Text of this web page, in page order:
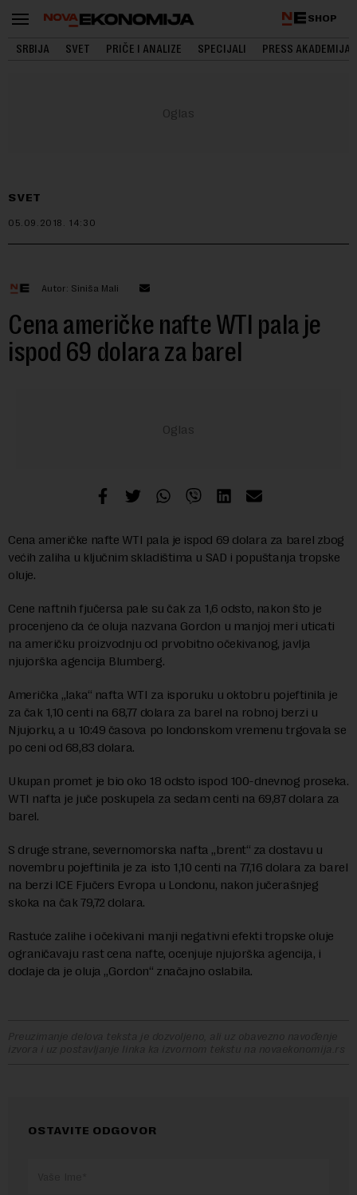
SHOP
SRBIJA SVET PRIČE I ANALIZE SPECIJALI PRESS AKADEMIJA
SVET
05.09.2018. 14:30
Autor: Siniša Mali
Cena američke nafte WTI pala je
ispod 69 dolara za barel
Cena američke nafte WTI pala je ispod 69 dolara za barel zbog
većih zaliha u ključnim skladištima u SAD i popuštanja tropske
oluje.
Cene naftnih fjučersa pale su čak za 1,6 odsto, nakon što je
procenjeno da će oluja nazvana Gordon u manjoj meri uticati
na američku proizvodnju od prvobitno očekivanog, javlja
njujorška agencija Blumberg.
Američka „laka“ nafta WTI za isporuku u oktobru pojeftinila je
za čak 1,10 centi na 68,77 dolara za barel na robnoj berzi u
Njujorku, a u 10:49 časova po londonskom vremenu trgovala se
po ceni od 68,83 dolara.
Ukupan promet je bio oko 18 odsto ispod 100-dnevnog proseka.
WTI nafta je juče poskupela za sedam centi na 69,87 dolara za
barel.
S druge strane, severnomorska nafta „brent“ za dostavu u
novembru pojeftinila je za isto 1,10 centi na 77,16 dolara za barel
na berzi ICE Fjučers Evropa u Londonu, nakon jučerašnjeg
skoka na čak 79,72 dolara.
Rastuće zalihe i očekivani manji negativni efekti tropske oluje
ograničavaju rast cena nafte, ocenjuje njujorška agencija, i
dodaje da je oluja „Gordon“ značajno oslabila.
Preuzimanje delova teksta je dozvoljeno, ali uz obavezno navođenje
izvora i uz postavljanje linka ka izvornom tekstu na novaekonomija.rs
OSTAVITE ODGOVOR